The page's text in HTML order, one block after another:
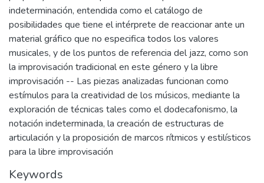
indeterminación, entendida como el catálogo de
posibilidades que tiene el intérprete de reaccionar ante un
material gráfico que no especifica todos los valores
musicales, y de los puntos de referencia del jazz, como son
la improvisación tradicional en este género y la libre
improvisación -- Las piezas analizadas funcionan como
estímulos para la creatividad de los músicos, mediante la
exploración de técnicas tales como el dodecafonismo, la
notación indeterminada, la creación de estructuras de
articulación y la proposición de marcos rítmicos y estilísticos
para la libre improvisación
Keywords